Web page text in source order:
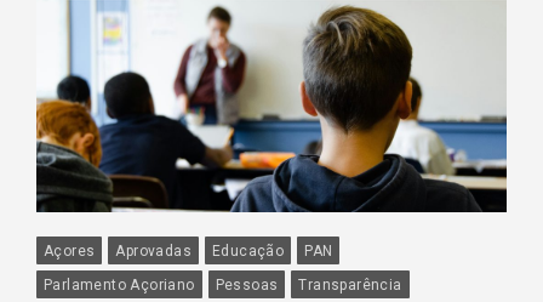
Açores Aprovadas Educação
PAN
Parlamento Açoriano
Pessoas Transparência